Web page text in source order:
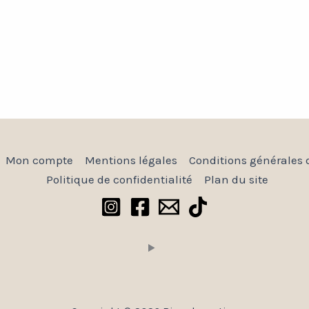
Mon compte Mentions légales
Conditions générales
Politique de confidentialité
Plan du site